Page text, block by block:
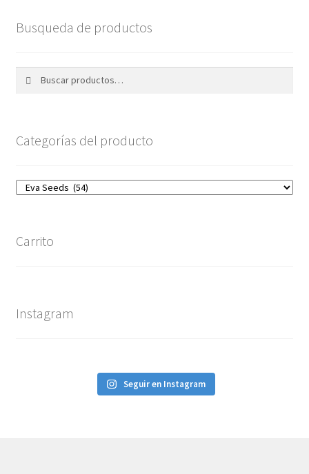
Busqueda de productos
Categorías del producto
Carrito
Instagram
Seguir en Instagram